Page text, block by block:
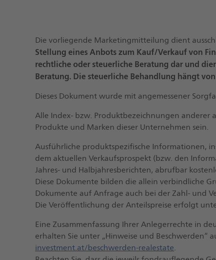
Die vorliegende Marketingmitteilung dient
Stellung eines Anbots zum Kauf/Verkauf von
rechtliche oder steuerliche Beratung dar und
Beratung. Die steuerliche Behandlung hängt
Dieses Dokument wurde mit angemessener
Alle Index- bzw. Produktbezeichnungen
Produkte und Marken dieser Unternehmen sein.
Ausführliche produktspezifische Informationen,
dem aktuellen Verkaufsprospekt (bzw. den
Jahres- und Halbjahresberichten, abrufbar
Diese Dokumente bilden die allein verbindliche
Dokumente auf Anfrage auch bei der Zahl- und
Die Veröffentlichung der Anteilspreise erfolgt
Eine Zusammenfassung Ihrer Anlegerrechte in
erhalten Sie unter „Hinweise und Beschwerden“
investment.at/beschwerden-realestate